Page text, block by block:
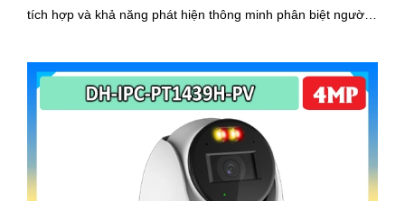
tích hợp và khả năng phát hiện thông minh phân biệt người
quan sát an ninh ngoài trời thì camera Dahua DH-IPC-
WL46A chính là sự lựa chọn vô cùng phù hợpCamera an
ninh không dây DH-IPC-WL46A là lựa chọn lý tưởng để bảo
vệ ngôi nhà hoặc văn phòng của bạn